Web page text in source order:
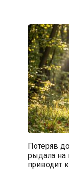
Потеряв
рыдала на
приводит